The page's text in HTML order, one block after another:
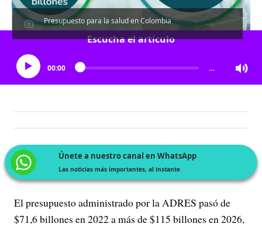
Presupuesto para la salud en Colombia
Escucha el artículo
00:00 …
Únete a nuestro canal en WhatsApp
Las noticias más importantes, al instante
El presupuesto administrado por la ADRES pasó de
$71,6 billones en 2022 a más de $115 billones en 2026,